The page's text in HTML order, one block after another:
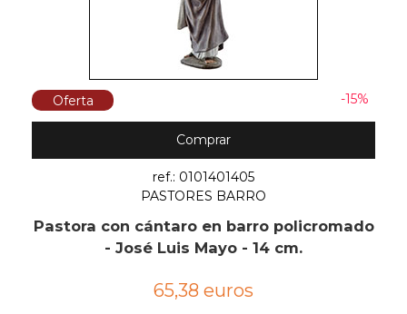
Oferta -15%
Comprar
ref.: 0101401405
PASTORES BARRO
Pastora con cántaro en barro policromado
- José Luis Mayo - 14 cm.
65,38 euros